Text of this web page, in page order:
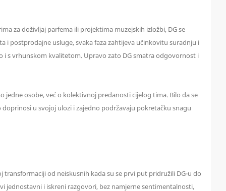
za doživljaj parfema ili projektima muzejskih izložbi, DG se
i postprodajne usluge, svaka faza zahtijeva učinkovitu suradnju i
s vrhunskom kvalitetom. Upravo zato DG smatra odgovornost i
jedne osobe, već o kolektivnoj predanosti cijelog tima. Bilo da se
u svojoj ulozi i zajedno podržavaju pokretačku snagu
od neiskusnih kada su se prvi put pridružili DG-u do
jednostavni i iskreni razgovori, bez namjerne sentimentalnosti,